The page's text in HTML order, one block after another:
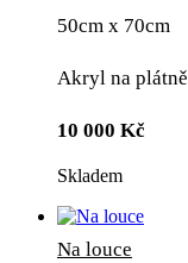
50cm x 70cm
Akryl na plátně
10 000 Kč
Skladem
Na louce